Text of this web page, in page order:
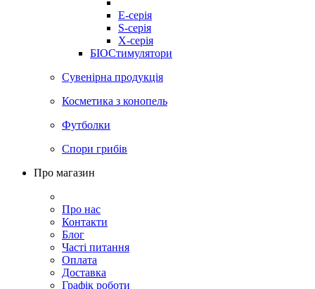
E-серія
S-серія
X-серія
БІОСтимулятори
Сувенірна продукція
Косметика з конопель
Футболки
Спори грибів
Про магазин
Про нас
Контакти
Блог
Часті питання
Оплата
Доставка
Графік роботи